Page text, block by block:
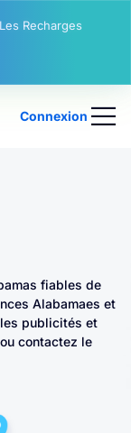
Statiques IP
Tournants IP
Connexion
fiables de
Alabamaes et
les publicités et
contactez le